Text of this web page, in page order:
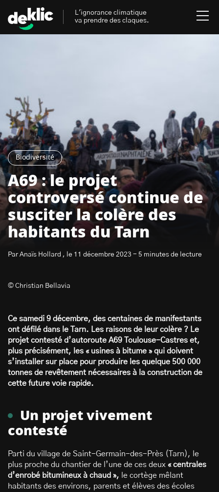
Biodiversité
A69 : le projet
controversé continue de
susciter la colère des
habitants du Tarn
Par Anaïs Hollard , le 11 décembre 2023 - 5 minutes de lecture
© Christian Bellavia
Ce samedi 9 décembre, des centaines de manifestants
ont défilé dans le Tarn. Les raisons de leur colère ? Le
projet contesté d’autoroute A69 Toulouse-Castres et,
plus précisément, les « usines à bitume » qui doivent
s’installer sur place pour produire les quelque 500 000
tonnes de revêtement nécessaires à la construction de
cette future voie rapide.
Un projet vivement
contesté
Parti du village de Saint-Germain-des-Près (Tarn), le
plus proche du chantier de l’une de ces deux « centrales
d’enrobé bitumineux à chaud », le cortège mêlant
habitants des environs, parents et élèves des écoles
L'ignorance climatique
va prendre des claques.
Aides, bons plans & cie
Énergies renouvelables
Mobilités durables
Gestes écologiques
Inspiré.es inspirant.es
S’abonner à la newsletter
Les mots clés les plus
recherchés sur Deklic
Transition Écologique deklic kids
interview Volte-face influenceur.se